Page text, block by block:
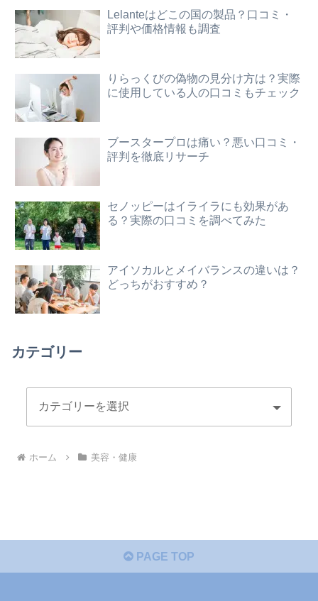
Lelanteはどこの国の製品？口コミ・
評判や価格情報も調査
りらっくびの偽物の見分け方は？実際
に使用している人の口コミもチェック
ブースタープロは痛い？悪い口コミ・
評判を徹底リサーチ
セノッピーはイライラにも効果があ
る？実際の口コミを調べてみた
アイソカルとメイバランスの違いは？
どっちがおすすめ？
カテゴリー
ホーム 美容・健康
PAGE TOP